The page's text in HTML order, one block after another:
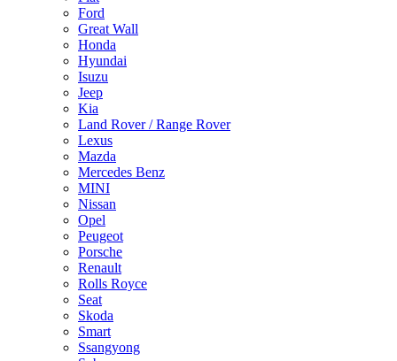
Ford
Great Wall
Honda
Hyundai
Isuzu
Jeep
Kia
Land Rover / Range Rover
Lexus
Mazda
Mercedes Benz
MINI
Nissan
Opel
Peugeot
Porsche
Renault
Rolls Royce
Seat
Skoda
Smart
Ssangyong